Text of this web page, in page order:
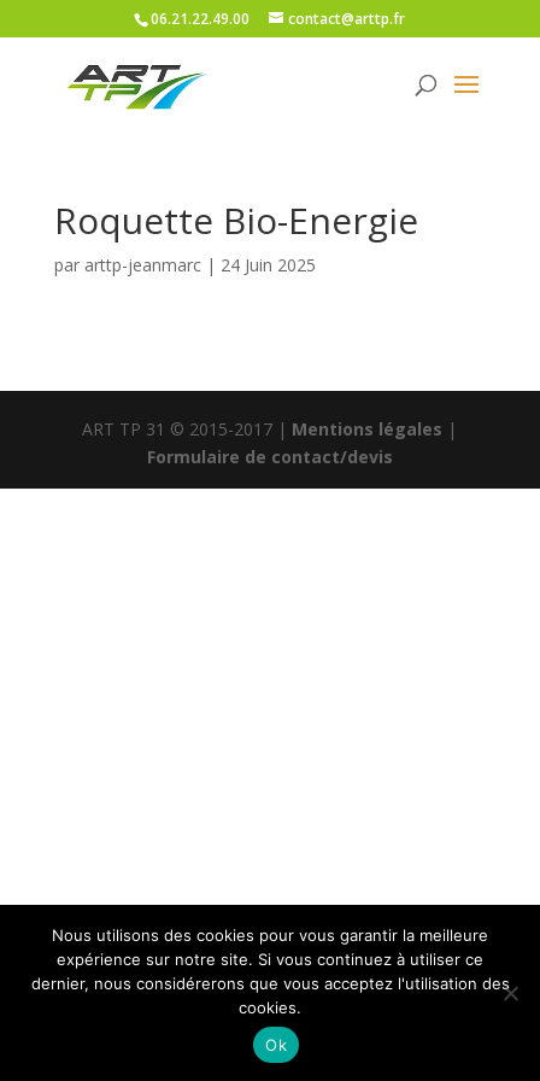
06.21.22.49.00 contact@arttp.fr
Roquette Bio-Energie
par arttp-jeanmarc| 24 Juin 2025
ART TP 31 © 2015-2017 | Mentions légales |
Formulaire de contact/devis
Nous utilisons des cookies pour vous garantir la meilleure
expérience sur notre site. Si vous continuez à utiliser ce
dernier, nous considérerons que vous acceptez l'utilisation des
cookies.
Ok